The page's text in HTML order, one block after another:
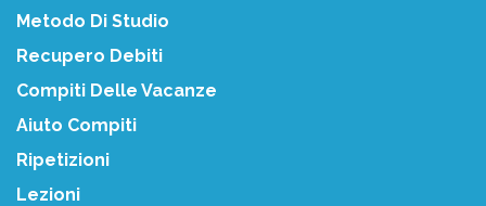
Metodo Di Studio
Recupero Debiti
Compiti Delle Vacanze
Aiuto Compiti
Ripetizioni
Lezioni